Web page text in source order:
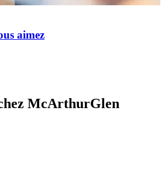
aimez
McArthurGlen